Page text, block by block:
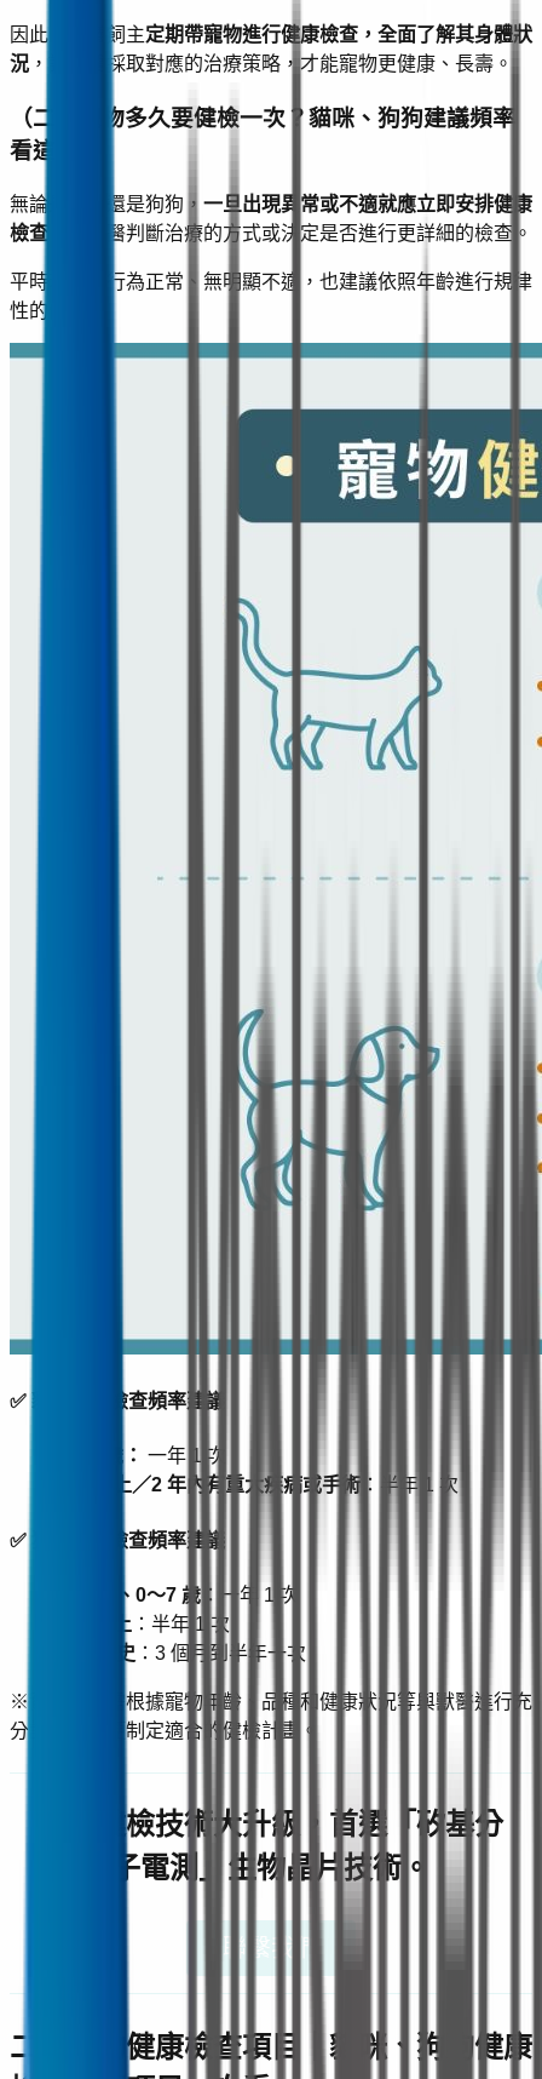
因此，建議飼主定期帶寵物進行健康檢查，全面了解其身體狀
況 ，讓獸醫採取對應的治療策略，才能寵物更健康、長壽。
（二）寵物多久要健檢一次？貓咪、狗狗建議頻率
看這邊
無論是貓咪還是狗狗， 一旦出現異常或不適就應立即安排健康
檢查 ，讓獸醫判斷治療的方式或決定是否進行更詳細的檢查。
平時若寵物行為正常、無明顯不適，也建議依照年齡進行規律
性的健檢：
✅ 貓咪健康檢查頻率建議
0～7 歲： 一年 1 次
7 歲以上／2 年內有重大疾病或手術 ：半年 1 次
✅ 狗狗健康檢查頻率建議
絕育時、0～7 歲 ：一年 1 次
7 歲以上 ：半年 1 次
有疾病史 ：3 個月到半年一次
※實際情況需根據寵物年齡、品種和健康狀況等與獸醫進行充
分討論，以便制定適合的健檢計畫。
寵物健檢技術大升級，首選「矽基分
子電測」生物晶片技術。
聯繫我們
二、寵物健康檢查項目｜貓咪、狗狗健康